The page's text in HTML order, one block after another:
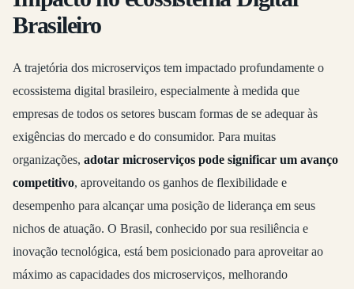
Brasileiro
A trajetória dos microserviços tem impactado profundamente o
ecossistema digital brasileiro, especialmente à medida que
empresas de todos os setores buscam formas de se adequar às
exigências do mercado e do consumidor. Para muitas
organizações, adotar microserviços pode significar um avanço
competitivo, aproveitando os ganhos de flexibilidade e
desempenho para alcançar uma posição de liderança em seus
nichos de atuação. O Brasil, conhecido por sua resiliência e
inovação tecnológica, está bem posicionado para aproveitar ao
máximo as capacidades dos microserviços, melhorando